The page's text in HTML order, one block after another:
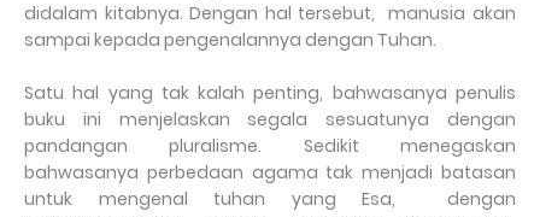
didalam kitabnya. Dengan hal tersebut, manusia akan
sampai kepada pengenalannya dengan Tuhan.
Satu hal yang tak kalah penting, bahwasanya penulis
buku ini menjelaskan segala sesuatunya dengan
pandangan pluralisme. Sedikit menegaskan
bahwasanya perbedaan agama tak menjadi batasan
untuk mengenal tuhan yang Esa, dengan